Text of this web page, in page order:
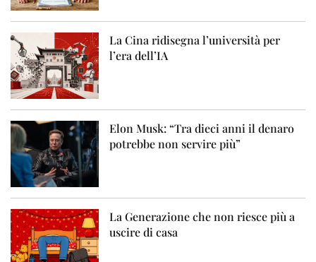
La Cina ridisegna l’università per
l’era dell’IA
Elon Musk: “Tra dieci anni il denaro
potrebbe non servire più”
La Generazione che non riesce più a
uscire di casa